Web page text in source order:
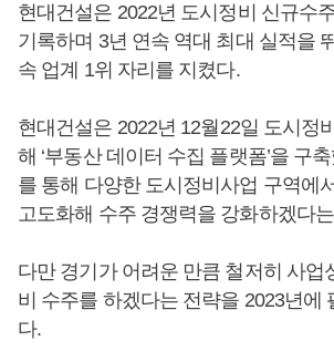
현대건설은 2022년 도시정비 신규수
기록하며 3년 연속 역대 최대 실적을
속 업계 1위 자리를 지켰다.
현대건설은 2022년 12월22일 도시정
해 ‘부동산 데이터 수집 플랫폼’을 구
를 통해 다양한 도시정비사업 구역에
고도화해 수주 경쟁력을 강화하겠다
다만 경기가 어려운 만큼 철저히 사업
비 수주를 하겠다는 전략을 2023년에
다.